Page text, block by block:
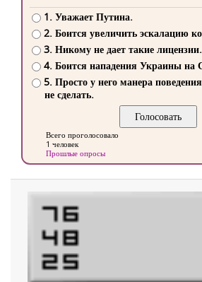
1. Уважает Путина.
2. Боится увеличить эскалацию
3. Никому не дает такие лицензии.
4. Боится нападения Украины
5. Просто у него манера
не сделать.
Всего проголосовало
1 человек
Прошлые опросы